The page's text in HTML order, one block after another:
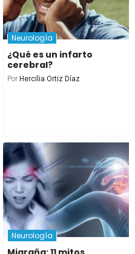
Neurología
¿Qué es un infarto
cerebral?
Por Hercilia Ortiz Díaz
Neurología